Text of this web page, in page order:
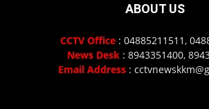
ABOUT US
CCTV Office: 04885211511,
News Desk: 8943351400,
Email Address :